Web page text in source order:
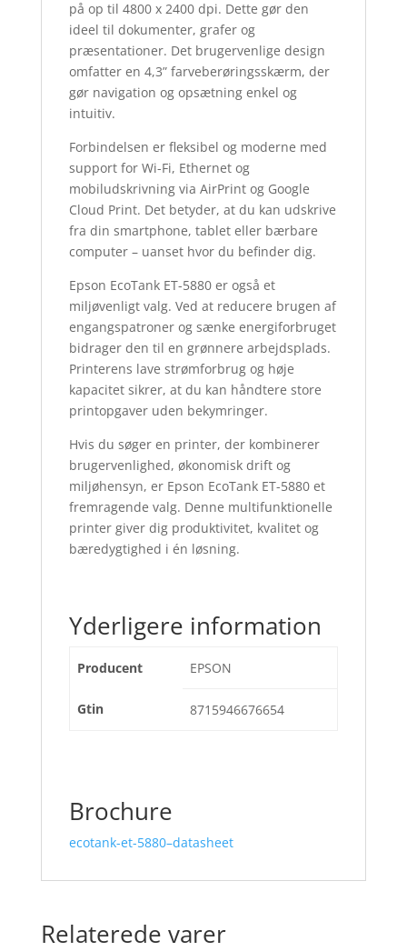
på op til 4800 x 2400 dpi. Dette gør den
ideel til dokumenter, grafer og
præsentationer. Det brugervenlige design
omfatter en 4,3” farveberøringsskærm, der
gør navigation og opsætning enkel og
intuitiv.
Forbindelsen er fleksibel og moderne med
support for Wi-Fi, Ethernet og
mobiludskrivning via AirPrint og Google
Cloud Print. Det betyder, at du kan udskrive
fra din smartphone, tablet eller bærbare
computer – uanset hvor du befinder dig.
Epson EcoTank ET-5880 er også et
miljøvenligt valg. Ved at reducere brugen af
engangspatroner og sænke energiforbruget
bidrager den til en grønnere arbejdsplads.
Printerens lave strømforbrug og høje
kapacitet sikrer, at du kan håndtere store
printopgaver uden bekymringer.
Hvis du søger en printer, der kombinerer
brugervenlighed, økonomisk drift og
miljøhensyn, er Epson EcoTank ET-5880 et
fremragende valg. Denne multifunktionelle
printer giver dig produktivitet, kvalitet og
bæredygtighed i én løsning.
Yderligere information
Producent EPSON
Gtin 8715946676654
Brochure
ecotank-et-5880–datasheet
Relaterede varer